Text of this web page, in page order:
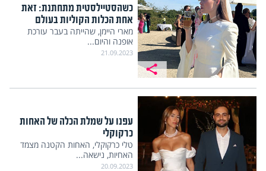
כשהסטיילסטית מתחתנת: זאת
אחת הכלות הקוליות בעולם
מארי היימן, שהייתה בעבר עורכת
אופנה והיום...
21.09.2023
עפנו על שמלת הכלה של האחות
כרקוקלי
טלי כרקוקלי, האחות הקטנה מצמד
האחיות, נישאה...
20.09.2023